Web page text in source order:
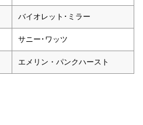
バイオレット･ミラー
サニー･ワッツ
エメリン・パンクハースト